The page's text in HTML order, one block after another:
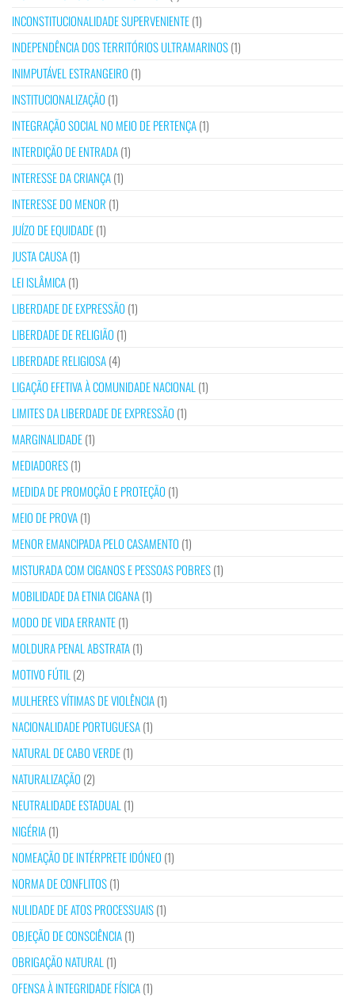
INCONSTITUCIONALIDADE SUPERVENIENTE(1)
INDEPENDÊNCIA DOS TERRITÓRIOS ULTRAMARINOS(1)
INIMPUTÁVEL ESTRANGEIRO (1)
INSTITUCIONALIZAÇÃO (1)
INTEGRAÇÃO SOCIAL NO MEIO DE PERTENÇA(1)
INTERDIÇÃO DE ENTRADA(1)
INTERESSE DA CRIANÇA(1)
INTERESSE DO MENOR (1)
JUÍZO DE EQUIDADE(1)
JUSTA CAUSA(1)
LEI ISLÂMICA(1)
LIBERDADE DE EXPRESSÃO (1)
LIBERDADE DE RELIGIÃO (1)
LIBERDADE RELIGIOSA(4)
LIGAÇÃO EFETIVA À COMUNIDADE NACIONAL (1)
LIMITES DA LIBERDADE DE EXPRESSÃO (1)
MARGINALIDADE(1)
MEDIADORES(1)
MEDIDA DE PROMOÇÃO E PROTEÇÃO (1)
MEIO DE PROVA(1)
MENOR EMANCIPADA PELO CASAMENTO (1)
MISTURADA COM CIGANOS E PESSOAS POBRES(1)
MOBILIDADE DA ETNIA CIGANA(1)
MODO DE VIDA ERRANTE(1)
MOLDURA PENAL ABSTRATA(1)
MOTIVO FÚTIL (2)
MULHERES VÍTIMAS DE VIOLÊNCIA(1)
NACIONALIDADE PORTUGUESA(1)
NATURAL DE CABO VERDE(1)
NATURALIZAÇÃO (2)
NEUTRALIDADE ESTADUAL (1)
NIGÉRIA(1)
NOMEAÇÃO DE INTÉRPRETE IDÓNEO (1)
NORMA DE CONFLITOS(1)
NULIDADE DE ATOS PROCESSUAIS(1)
OBJEÇÃO DE CONSCIÊNCIA(1)
OBRIGAÇÃO NATURAL (1)
OFENSA À INTEGRIDADE FÍSICA(1)